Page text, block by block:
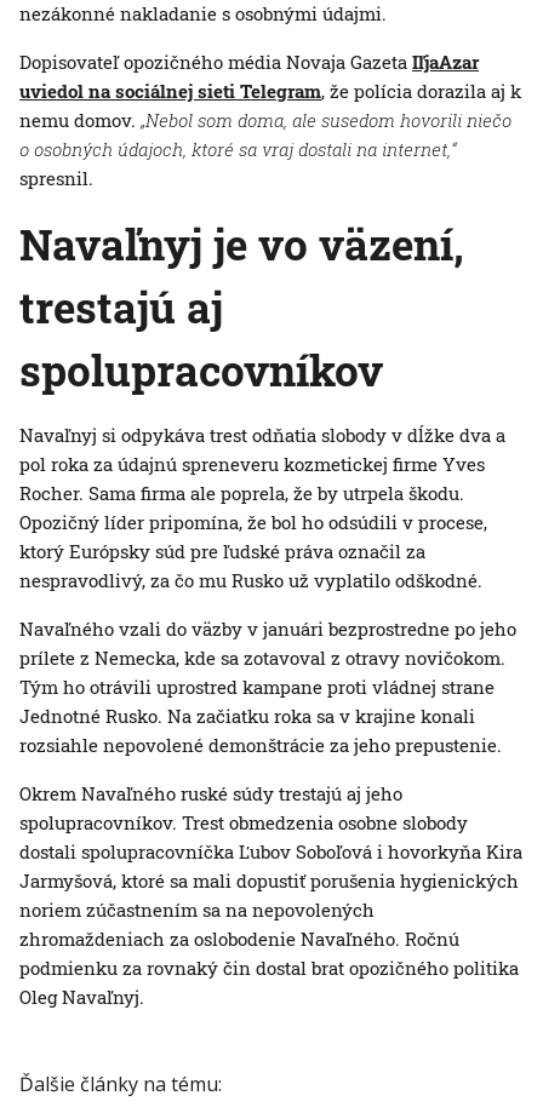
nezákonné nakladanie s osobnými údajmi.
Dopisovateľ opozičného média Novaja Gazeta IľjaAzar
uviedol na sociálnej sieti Telegram, že polícia dorazila aj k
nemu domov. „Nebol som doma, ale susedom hovorili niečo
o osobných údajoch, ktoré sa vraj dostali na internet,“
spresnil.
Navaľnyj je vo väzení,
trestajú aj
spolupracovníkov
Navaľnyj si odpykáva trest odňatia slobody v dĺžke dva a
pol roka za údajnú spreneveru kozmetickej firme Yves
Rocher. Sama firma ale poprela, že by utrpela škodu.
Opozičný líder pripomína, že bol ho odsúdili v procese,
ktorý Európsky súd pre ľudské práva označil za
nespravodlivý, za čo mu Rusko už vyplatilo odškodné.
Navaľného vzali do väzby v januári bezprostredne po jeho
prílete z Nemecka, kde sa zotavoval z otravy novičokom.
Tým ho otrávili uprostred kampane proti vládnej strane
Jednotné Rusko. Na začiatku roka sa v krajine konali
rozsiahle nepovolené demonštrácie za jeho prepustenie.
Okrem Navaľného ruské súdy trestajú aj jeho
spolupracovníkov. Trest obmedzenia osobne slobody
dostali spolupracovníčka Ľubov Soboľová i hovorkyňa Kira
Jarmyšová, ktoré sa mali dopustiť porušenia hygienických
noriem zúčastnením sa na nepovolených
zhromaždeniach za oslobodenie Navaľného. Ročnú
podmienku za rovnaký čin dostal brat opozičného politika
Oleg Navaľnyj.
Ďalšie články na tému: